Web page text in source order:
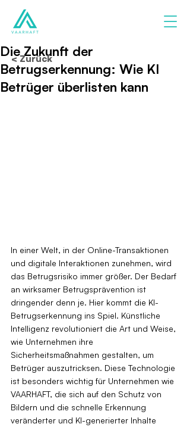
Die Zukunft der
Betrugserkennung: Wie KI
Betrüger überlisten kann
In einer Welt, in der Online-Transaktionen
und digitale Interaktionen zunehmen, wird
das Betrugsrisiko immer größer. Der Bedarf
an wirksamer Betrugsprävention ist
dringender denn je. Hier kommt die KI-
Betrugserkennung ins Spiel. Künstliche
Intelligenz revolutioniert die Art und Weise,
wie Unternehmen ihre
Sicherheitsmaßnahmen gestalten, um
Betrüger auszutricksen. Diese Technologie
ist besonders wichtig für Unternehmen wie
VAARHAFT, die sich auf den Schutz von
Bildern und die schnelle Erkennung
veränderter und KI-generierter Inhalte
< Zurück